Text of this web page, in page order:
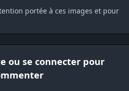
portée à ces images et pour
ou se connecter pour